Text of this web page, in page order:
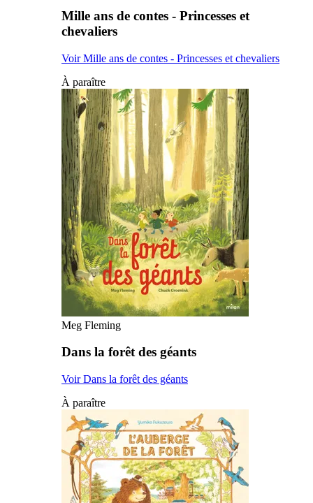
Mille ans de contes - Princesses et
chevaliers
Voir Mille ans de contes - Princesses et chevaliers
À paraître
Meg Fleming
Dans la forêt des géants
Voir Dans la forêt des géants
À paraître